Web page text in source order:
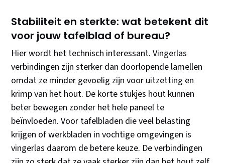
Stabiliteit en sterkte: wat betekent dit
voor jouw tafelblad of bureau?
Hier wordt het technisch interessant. Vingerlas
verbindingen zijn sterker dan doorlopende lamellen
omdat ze minder gevoelig zijn voor uitzetting en
krimp van het hout. De korte stukjes hout kunnen
beter bewegen zonder het hele paneel te
beïnvloeden. Voor tafelbladen die veel belasting
krijgen of werkbladen in vochtige omgevingen is
vingerlas daarom de betere keuze. De verbindingen